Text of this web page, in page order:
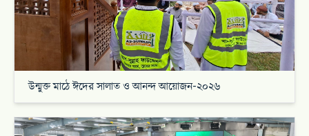
উন্মুক্ত মাঠে ঈদের সালাত ও আনন্দ আয়োজন-২০২৬